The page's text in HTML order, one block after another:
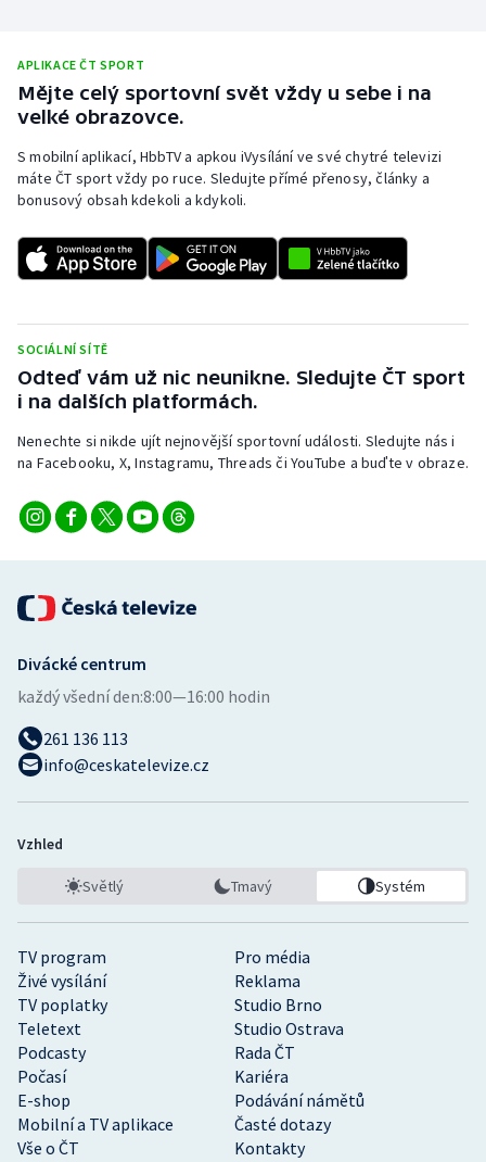
APLIKACE ČT SPORT
Mějte celý sportovní svět vždy u sebe i na
velké obrazovce.
S mobilní aplikací, HbbTV a apkou iVysílání ve své chytré televizi
máte ČT sport vždy po ruce. Sledujte přímé přenosy, články a
bonusový obsah kdekoli a kdykoli.
SOCIÁLNÍ SÍTĚ
Odteď vám už nic neunikne. Sledujte ČT sport
i na dalších platformách.
Nenechte si nikde ujít nejnovější sportovní události. Sledujte nás i
na Facebooku, X, Instagramu, Threads či YouTube a buďte v obraze.
TV program
Pro média
Živé vysílání
Reklama
TV poplatky
Studio Brno
Teletext
Studio Ostrava
Podcasty
Rada ČT
Počasí
Kariéra
E-shop
Podávání námětů
Mobilní a TV aplikace
Časté dotazy
Vše o ČT
Kontakty
Divácké centrum
každý všední den:8:00—16:00 hodin
261 136 113
info@ceskatelevize.cz
Vzhled
Světlý Tmavý Systém